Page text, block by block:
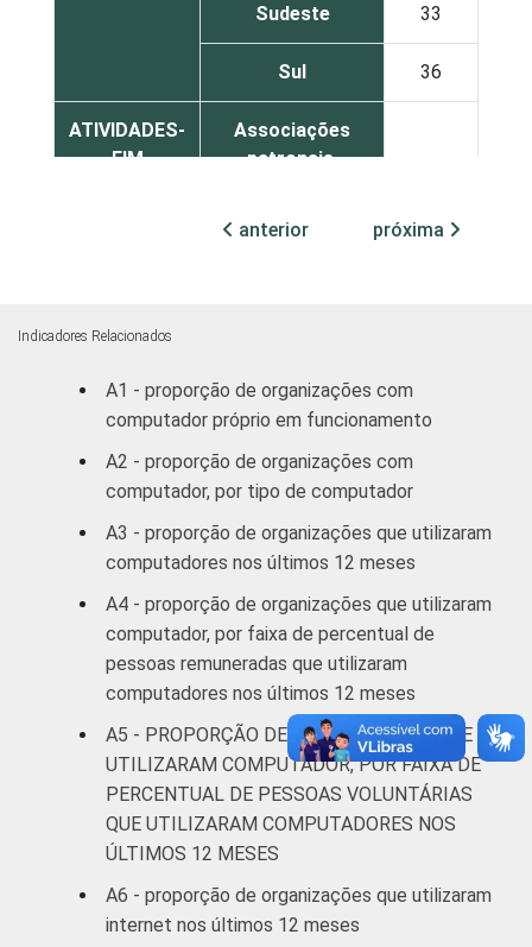
Sudeste 33
Sul 36
ATIVIDADES-
FIM
Associações
patronais,
e defesa de
direitos
Religião
Outros 37
Base: 2.781 organizações sem fins
lucrativos que declararam utilizar
computador. Dados coletados entre outubro
de 2012 e março de 2013.
Fonte: NIC.br - out/2012 a mar/2013
anterior próxima
Indicadores Relacionados
A1 - proporção de organizações com
computador próprio em funcionamento
A2 - proporção de organizações com
computador, por tipo de computador
A3 - proporção de organizações que utilizaram
computadores nos últimos 12 meses
A4 - proporção de organizações que utilizaram
computador, por faixa de percentual de
pessoas remuneradas que utilizaram
computadores nos últimos 12 meses
A5 - PROPORÇÃO DE ORGANIZAÇÕES QUE
UTILIZARAM COMPUTADOR, POR FAIXA DE
PERCENTUAL DE PESSOAS VOLUNTÁRIAS
QUE UTILIZARAM COMPUTADORES NOS
ÚLTIMOS 12 MESES
A6 - proporção de organizações que utilizaram
internet nos últimos 12 meses